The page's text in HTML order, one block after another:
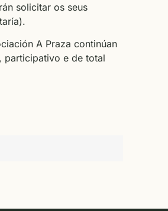
solicitar os seus
A Praza continúan
participativo e de total